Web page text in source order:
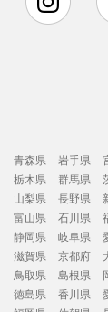
青森県 岩手県
栃木県 群馬県
山梨県 長野県
富山県 石川県
静岡県 岐阜県
滋賀県 京都府
鳥取県 島根県
徳島県 香川県